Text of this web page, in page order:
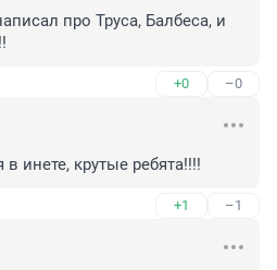
про Труса, Балбеса, и
+0 –0
инете, крутые ребята!!!!
+1 –1